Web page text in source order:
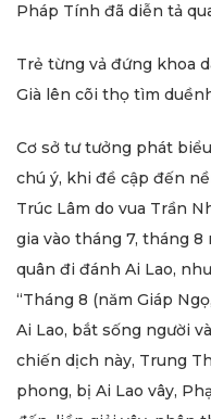
Pháp Tính đã diễn tả
Trẻ từng vả đứng khoa
Già lên cõi thọ tìm
Cơ sở tư tưởng phát
chú ý, khi đề cập đến
Trúc Lâm do vua Trần
gia vào tháng 7, tháng
quân đi đánh Ai Lao,
“Tháng 8 (năm Giáp
Ai Lao, bắt sống người
chiến dịch này, Trung
phong, bị Ai Lao vây,